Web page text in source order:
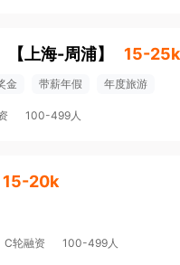
【 上海-周浦】 15-25k
金 带薪年假 年度旅游
100-499人
15-20k
C轮融资 100-499人